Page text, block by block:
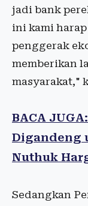
jadi bank
ini kami
penggerak
memberikan
masyarakat,"
BACA
Digandeng
Nuthuk
Sedangkan